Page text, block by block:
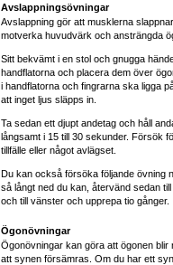
Avslappningsövningar
Avslappning gör att musklerna
motverka huvudvärk och ansträngda
Sitt bekvämt i en stol och gnugga
handflatorna och placera dem över
i handflatorna och fingrarna ska ligga
att inget ljus släpps in.
Ta sedan ett djupt andetag och håll
långsamt i 15 till 30 sekunder. Försök
tillfälle eller något avlägset.
Du kan också försöka följande övning
så långt ned du kan, återvänd sedan
och till vänster och upprepa tio gånger.
Ögonövningar
Ögonövningar kan göra att ögonen
att synen försämras. Om du har ett